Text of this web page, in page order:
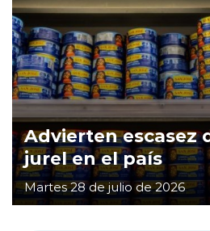
Advierten escasez
jurel en el país
Martes 28 de julio de 2026